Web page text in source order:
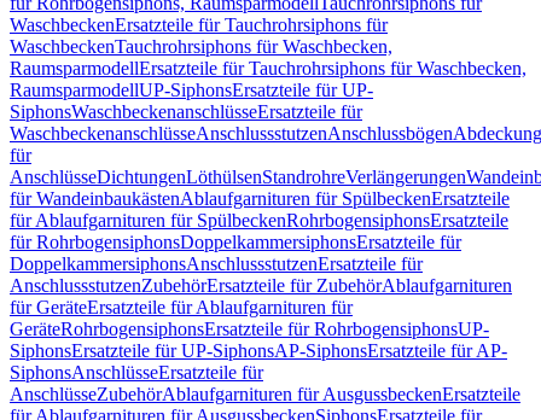
WaschbeckenErsatzteile für Tauchrohrsiphons für
WaschbeckenTauchrohrsiphons für Waschbecken,
RaumsparmodellErsatzteile für Tauchrohrsiphons für Waschbecken,
RaumsparmodellUP-SiphonsErsatzteile für UP-
SiphonsWaschbeckenanschlüsseErsatzteile für
WaschbeckenanschlüsseAnschlussstutzenAnschlussbögen
für
AnschlüsseDichtungenLöthülsenStandrohreVerlängerungen
für WandeinbaukästenAblaufgarnituren für SpülbeckenErsatzteile
für Ablaufgarnituren für SpülbeckenRohrbogensiphonsErsatzteile
für RohrbogensiphonsDoppelkammersiphonsErsatzteile für
DoppelkammersiphonsAnschlussstutzenErsatzteile für
AnschlussstutzenZubehörErsatzteile für ZubehörAblaufgarnituren
für GeräteErsatzteile für Ablaufgarnituren für
GeräteRohrbogensiphonsErsatzteile für RohrbogensiphonsUP-
SiphonsErsatzteile für UP-SiphonsAP-SiphonsErsatzteile für AP-
SiphonsAnschlüsseErsatzteile für
AnschlüsseZubehörAblaufgarnituren für AusgussbeckenErsatzteile
für Ablaufgarnituren für AusgussbeckenSiphonsErsatzteile für